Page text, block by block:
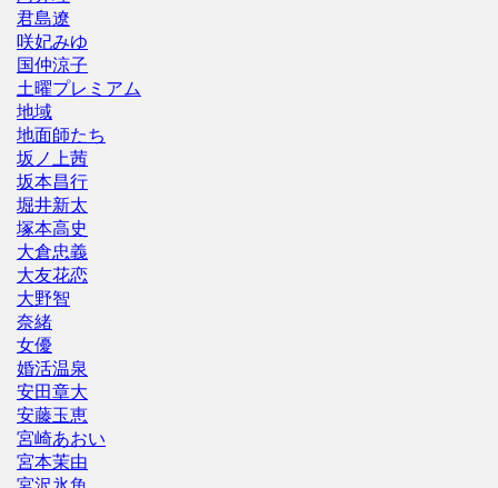
君島遼
咲妃みゆ
国仲涼子
土曜プレミアム
地域
地面師たち
坂ノ上茜
坂本昌行
堀井新太
塚本高史
大倉忠義
大友花恋
大野智
奈緒
女優
婚活温泉
安田章大
安藤玉恵
宮崎あおい
宮本茉由